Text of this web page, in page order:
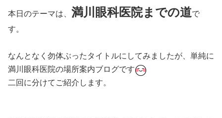
本日のテーマは、 満川眼科医院までの道で
す。
なんとなく勿体ぶったタイトルにしてみましたが、単純に
満川眼科医院の場所案内ブログです
二回に分けてご紹介します。